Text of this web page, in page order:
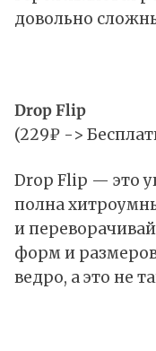
довольно
Drop Flip
(229₽ ->
Drop Flip — это
полна
и
форм и
ведро, а это не